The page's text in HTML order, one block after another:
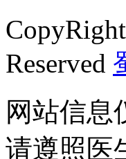
Reserved
网站信息
请遵照医